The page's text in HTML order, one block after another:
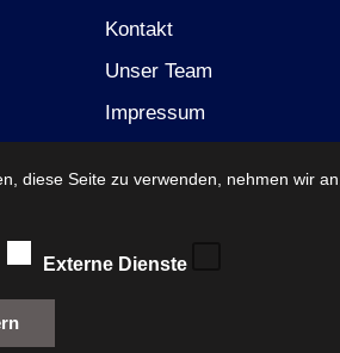
Kontakt
Unser Team
Impressum
diese Seite zu verwenden, nehmen wir
Externe Dienste